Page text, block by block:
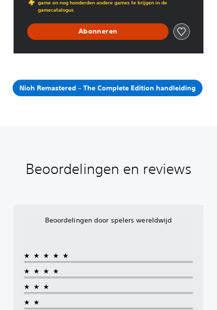
game en nog honderden andere games te krijgen in de
gamecatalogus
Abonneren
Nioh Remastered – The Complete Edition handleiding
Beoordelingen en reviews
Beoordelingen door spelers wereldwijd
★★★★★
★★★★
★★★
★★